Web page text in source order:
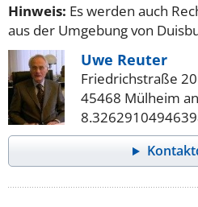
Hinweis: Es werden auch
aus der Umgebung von
Uwe Reuter
Friedrichstraße 20
45468 Mülheim